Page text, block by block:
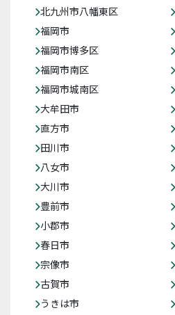
北九州市八幡東区
福岡市
福岡市博多区
福岡市南区
福岡市城南区
大牟田市
直方市
田川市
八女市
大川市
豊前市
小郡市
春日市
宗像市
古賀市
うきは市